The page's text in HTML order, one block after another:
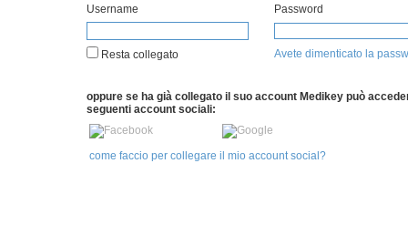
Username Password
Resta collegato Avete dimenticato la
oppure se ha già collegato il suo account Medikey può
seguenti account sociali:
come faccio per collegare il mio account social?